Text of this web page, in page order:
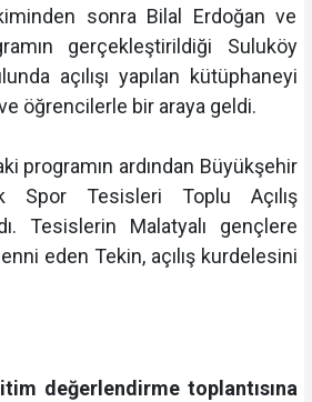
sonra Bilal Erdoğan ve
gerçekleştirildiği Suluköy
açılışı yapılan kütüphaneyi
öğrencilerle bir araya geldi.
programın ardından Büyükşehir
Spor Tesisleri Toplu Açılış
Tesislerin Malatyalı gençlere
eden Tekin, açılış kurdelesini
değerlendirme toplantısına